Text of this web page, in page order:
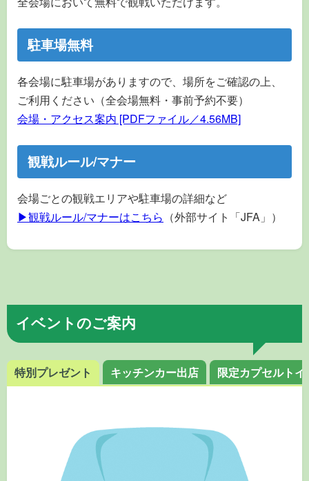
駐車場無料
各会場に駐車場がありますので、場所をご確認の上、
ご利用ください（全会場無料・事前予約不要）
会場・アクセス案内 [PDFファイル／4.56MB]
観戦ルール/マナー
会場ごとの観戦エリアや駐車場の詳細など
▶観戦ルール/マナーはこちら （外部サイト「JFA」）
イベントのご案内
特別プレゼント キッチンカー出店 限定カプセルトイ